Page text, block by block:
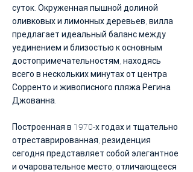
суток. Окруженная пышной долиной
оливковых и лимонных деревьев, вилла
предлагает идеальный баланс между
уединением и близостью к основным
достопримечательностям, находясь
всего в нескольких минутах от центра
Сорренто и живописного пляжа Регина
Джованна.
Построенная в 1970-х годах и тщательно
отреставрированная, резиденция
сегодня представляет собой элегантное
и очаровательное место, отличающееся